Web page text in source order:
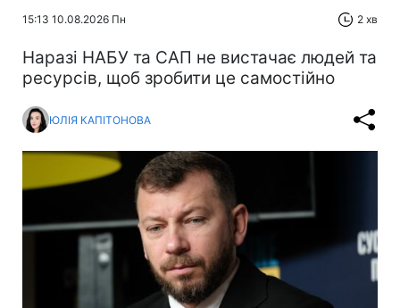
15:13 10.08.2026 Пн 2 хв
Наразі НАБУ та САП не вистачає людей та
ресурсів, щоб зробити це самостійно
ЮЛІЯ КАПІТОНОВА